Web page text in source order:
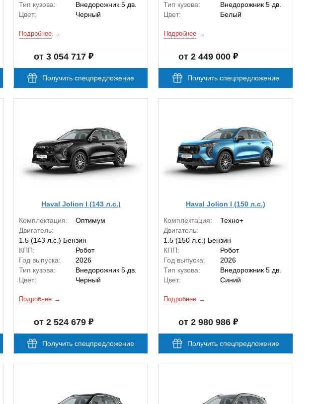
Тип кузова:
Внедорожник 5 дв.
Цвет:
Черный
Подробнее
от 3 054 717
Получить спецпредложение
Тип кузова:
Внедорожник 5 дв.
Цвет:
Белый
Подробнее
от 2 449 000
Получить спецпредложение
Haval Jolion I (143 л.с.)
Комплектация:
Оптимум
Двигатель:
1.5 (143 л.с.) Бензин
КПП:
Робот
Год выпуска:
2026
Тип кузова:
Внедорожник 5 дв.
Цвет:
Черный
Подробнее
от 2 524 679
Получить спецпредложение
Haval Jolion I (150 л.с.)
Комплектация:
Техно+
Двигатель:
1.5 (150 л.с.) Бензин
КПП:
Робот
Год выпуска:
2026
Тип кузова:
Внедорожник 5 дв.
Цвет:
Синий
Подробнее
от 2 980 986
Получить спецпредложение